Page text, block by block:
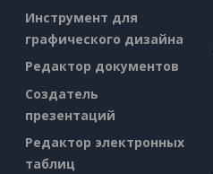
Инструмент для
графического дизайна
Редактор документов
Создатель
презентаций
Редактор электронных
таблиц